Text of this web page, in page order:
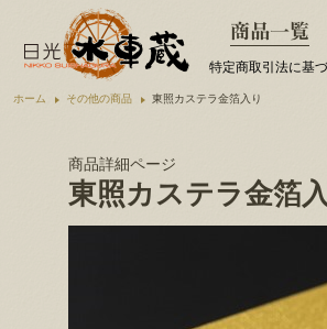
特定商取引法に基
ホーム その他の商品 東照カステラ金箔入り
商品詳細ページ
東照カステラ金箔